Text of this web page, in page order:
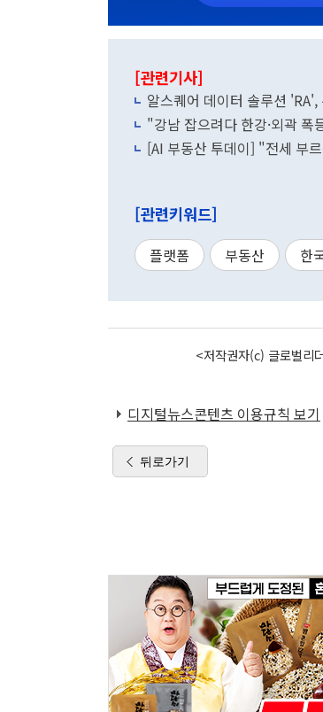
[관련기사]
알스퀘어 데이터 솔루션
"강남 잡으려다 한강·외곽
[AI 부동산 투데이] "전세 부
[관련키워드]
플랫폼 부동산 한
<저작권자(c) 글로벌리
디지털뉴스콘텐츠 이용규칙 보기
뒤로가기